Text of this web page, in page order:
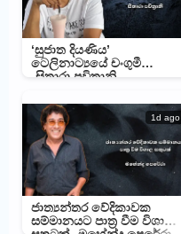
‘සුජාත දියණිය’
ටෙලිනාට්‍යයේ චංගුමී
-සිතාරා පවිත්‍රානි
1d ago
ජාත්‍යන්තර වේදිකාවක
සම්මානයට පාත්‍ර වීම විශාල